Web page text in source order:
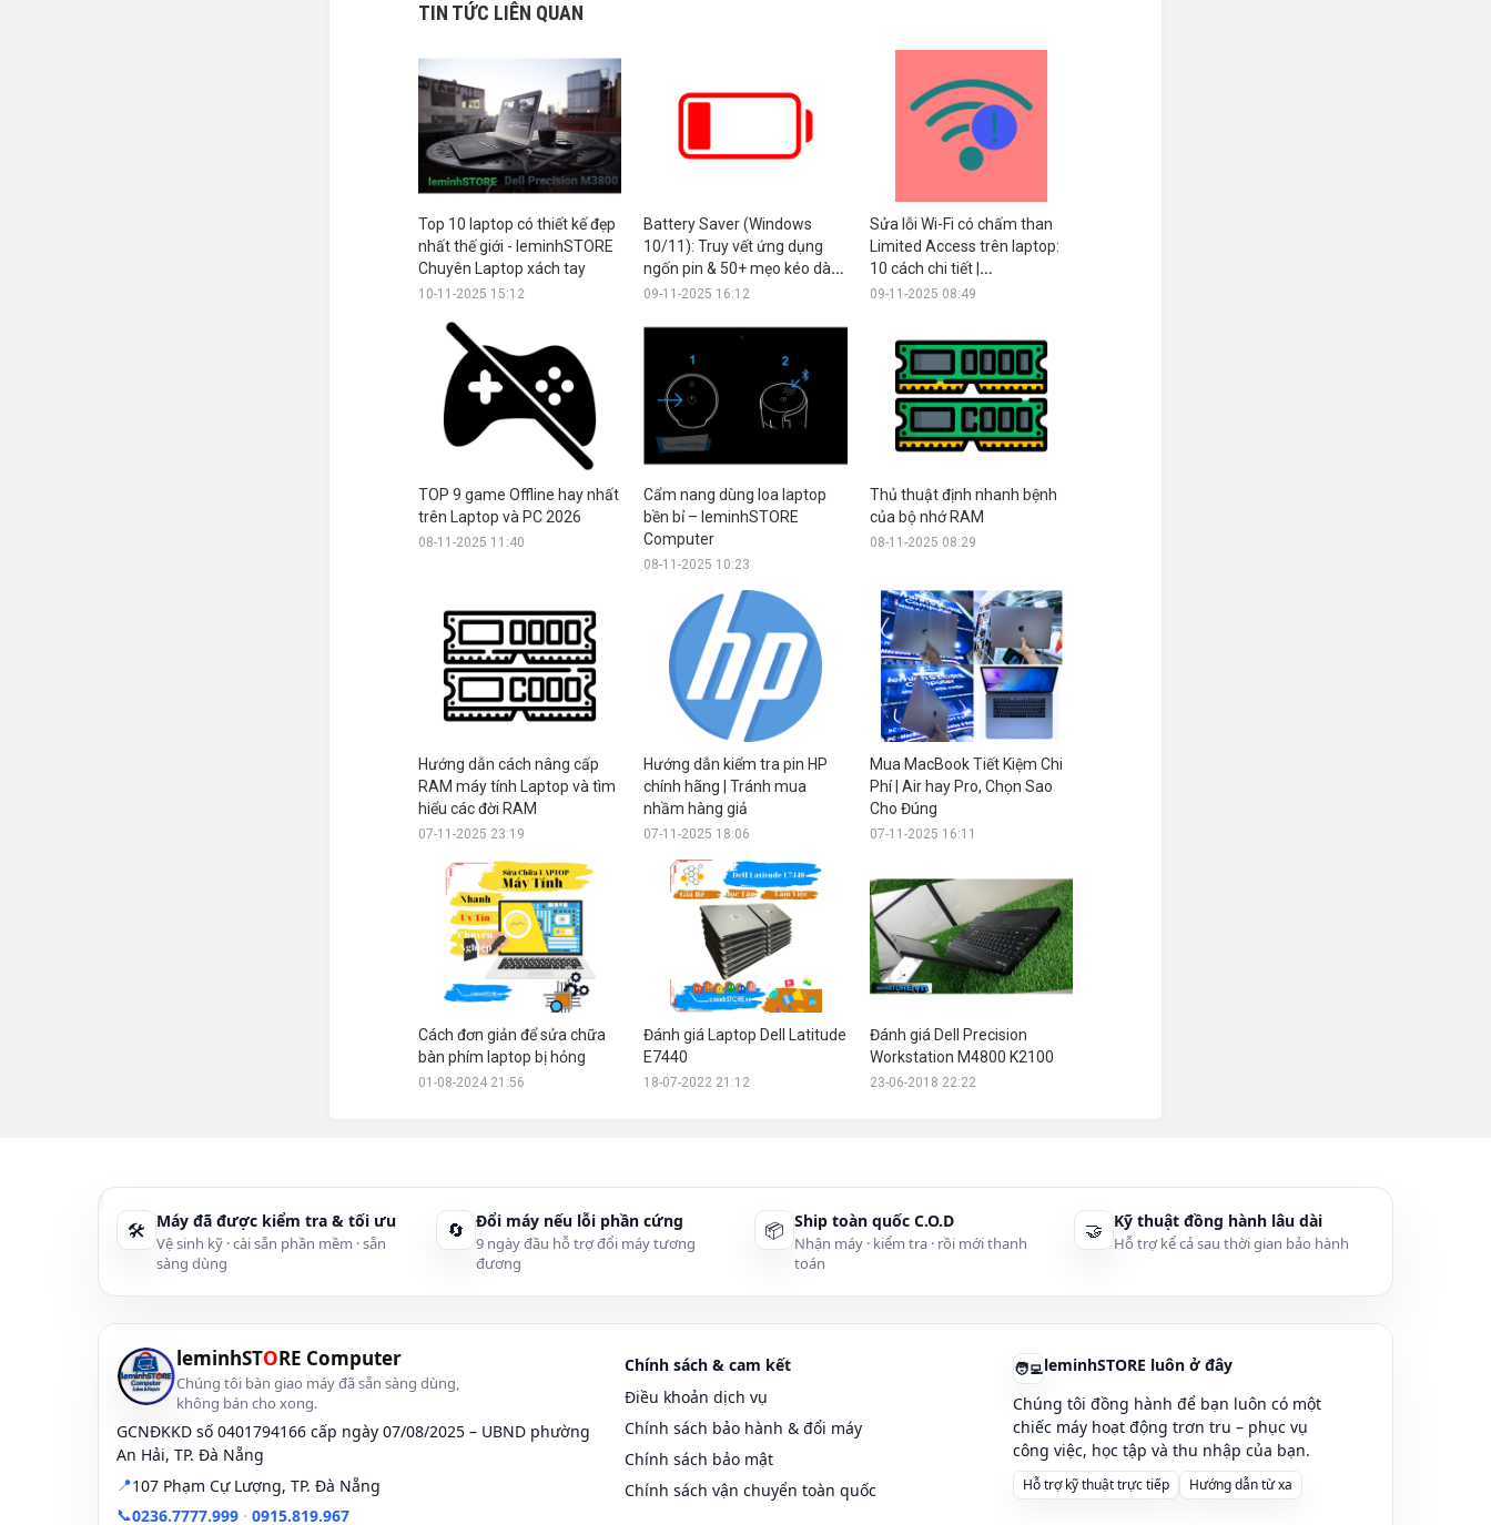
TIN TỨC LIÊN QUAN
Top 10 laptop có thiết kế đẹp
nhất thế giới - leminhSTORE
Chuyên Laptop xách tay
10-11-2025 15:12
Battery Saver (Windows
10/11): Truy vết ứng dụng
ngốn pin & 50+ mẹo kéo dài
pin
09-11-2025 16:12
Sửa lỗi Wi-Fi có chấm than
Limited Access trên laptop:
10 cách chi tiết |
leminhSTORE Computer
09-11-2025 08:49
TOP 9 game Offline hay nhất
trên Laptop và PC 2026
08-11-2025 11:40
Cẩm nang dùng loa laptop
bền bỉ – leminhSTORE
Computer
08-11-2025 10:23
Thủ thuật định nhanh bệnh
của bộ nhớ RAM
08-11-2025 08:29
Hướng dẫn cách nâng cấp
RAM máy tính Laptop và tìm
hiểu các đời RAM
07-11-2025 23:19
Hướng dẫn kiểm tra pin HP
chính hãng | Tránh mua
nhầm hàng giả
07-11-2025 18:06
Mua MacBook Tiết Kiệm Chi
Phí | Air hay Pro, Chọn Sao
Cho Đúng
07-11-2025 16:11
Cách đơn giản để sửa chữa
bàn phím laptop bị hỏng
01-08-2024 21:56
Đánh giá Laptop Dell Latitude
E7440
18-07-2022 21:12
Đánh giá Dell Precision
Workstation M4800 K2100
23-06-2018 22:22
🛠 Máy đã được kiểm tra & tối ưu
Vệ sinh kỹ · cài sẵn phần mềm · sẵn
sàng dùng
🔄 Đổi máy nếu lỗi phần cứng
9 ngày đầu hỗ trợ đổi máy tương
đương
📦 Ship toàn quốc C.O.D
Nhận máy · kiểm tra · rồi mới thanh
toán
🤝 Kỹ thuật đồng hành lâu dài
Hỗ trợ kể cả sau thời gian bảo hành
leminhSTORE Computer
Chúng tôi bàn giao máy đã sẵn sàng dùng,
không bán cho xong.
GCNĐKKD số 0401794166 cấp ngày 07/08/2025 – UBND phường
An Hải, TP. Đà Nẵng
📍107 Phạm Cự Lượng, TP. Đà Nẵng
📞0236.7777.999 · 0915.819.967
Chính sách & cam kết
Điều khoản dịch vụ
Chính sách bảo hành & đổi máy
Chính sách bảo mật
Chính sách vận chuyển toàn quốc
🧑‍💻leminhSTORE luôn ở đây
Chúng tôi đồng hành để bạn luôn có một
chiếc máy hoạt động trơn tru – phục vụ
công việc, học tập và thu nhập của bạn.
Hỗ trợ kỹ thuật trực tiếp Hướng dẫn từ xa